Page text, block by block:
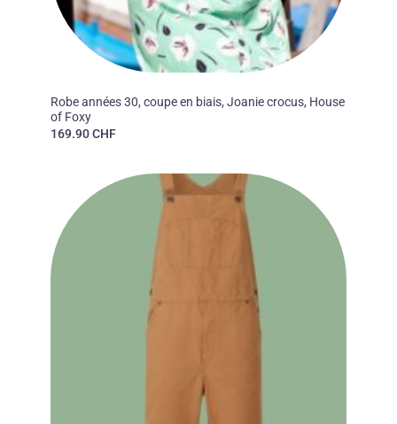
Robe années 30, coupe en biais, Joanie crocus, House
of Foxy
169.90CHF
Ajouter
à la liste